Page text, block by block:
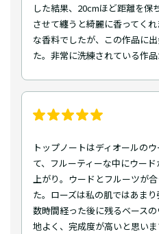
した結果、20cmほど距離を保
させて纏うと綺麗に香ってく
な香料でしたが、この作品に
た。非常に洗練されている作品
トップノートはディオールの
て、フルーティーな中にウー
上がり。ウードとフルーツが
た。ローズは私の肌ではあまり
数時間経った後に残るベース
地よく、完成度が高いと思い